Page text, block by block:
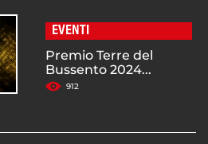
EVENTI
Premio Terre del
Bussento 2024...
912